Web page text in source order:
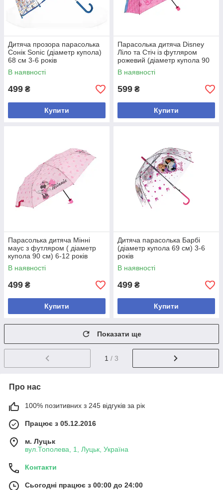
Дитяча прозора парасолька
Cонік Sonic (діаметр купола)
68 см 3-6 років
В наявності
499 ₴
Купити
Парасолька дитяча Disney
Ліло та Стіч із футляром
рожевий (діаметр купола 90
см)
В наявності
599 ₴
Купити
Парасолька дитяча Мінні
маус з футляром ( діаметр
купола 90 см) 6-12 років
В наявності
499 ₴
Купити
Дитяча парасолька Барбі
(діаметр купола 69 см) 3-6
років
В наявності
499 ₴
Купити
Показати ще
1 / 3
Про нас
100% позитивних з 245 відгуків за рік
Працює з 05.12.2016
м. Луцьк
вул.Тополева, 1, Луцьк, Україна
Контакти
Сьогодні працює з 00:00 до 24:00